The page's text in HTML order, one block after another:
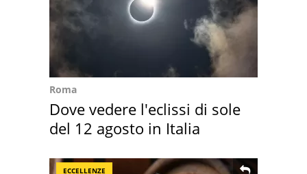
Roma
Dove vedere l'eclissi di sole
del 12 agosto in Italia
ECCELLENZE